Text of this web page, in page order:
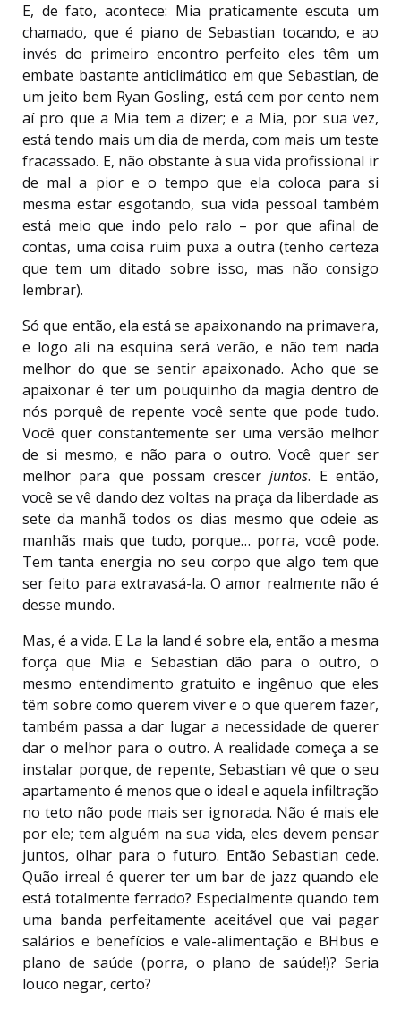
E, de fato, acontece: Mia praticamente escuta um
chamado, que é piano de Sebastian tocando, e ao
invés do primeiro encontro perfeito eles têm um
embate bastante anticlimático em que Sebastian, de
um jeito bem Ryan Gosling, está cem por cento nem
aí pro que a Mia tem a dizer; e a Mia, por sua vez,
está tendo mais um dia de merda, com mais um teste
fracassado. E, não obstante à sua vida profissional ir
de mal a pior e o tempo que ela coloca para si
mesma estar esgotando, sua vida pessoal também
está meio que indo pelo ralo – por que afinal de
contas, uma coisa ruim puxa a outra (tenho certeza
que tem um ditado sobre isso, mas não consigo
lembrar).
Só que então, ela está se apaixonando na primavera,
e logo ali na esquina será verão, e não tem nada
melhor do que se sentir apaixonado. Acho que se
apaixonar é ter um pouquinho da magia dentro de
nós porquê de repente você sente que pode tudo.
Você quer constantemente ser uma versão melhor
de si mesmo, e não para o outro. Você quer ser
melhor para que possam crescerjuntos. E então,
você se vê dando dez voltas na praça da liberdade as
sete da manhã todos os dias mesmo que odeie as
manhãs mais que tudo, porque… porra, você pode.
Tem tanta energia no seu corpo que algo tem que
ser feito para extravasá-la. O amor realmente não é
desse mundo.
Mas, é a vida. E La la land é sobre ela, então a mesma
força que Mia e Sebastian dão para o outro, o
mesmo entendimento gratuito e ingênuo que eles
têm sobre como querem viver e o que querem fazer,
também passa a dar lugar a necessidade de querer
dar o melhor para o outro. A realidade começa a se
instalar porque, de repente, Sebastian vê que o seu
apartamento é menos que o ideal e aquela infiltração
no teto não pode mais ser ignorada. Não é mais ele
por ele; tem alguém na sua vida, eles devem pensar
juntos, olhar para o futuro. Então Sebastian cede.
Quão irreal é querer ter um bar de jazz quando ele
está totalmente ferrado? Especialmente quando tem
uma banda perfeitamente aceitável que vai pagar
salários e benefícios e vale-alimentação e BHbus e
plano de saúde (porra, o plano de saúde!)? Seria
louco negar, certo?